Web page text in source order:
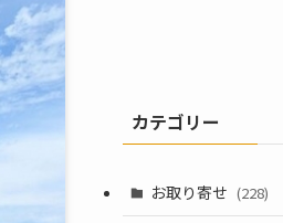
カテゴリー
お取り寄せ (228)